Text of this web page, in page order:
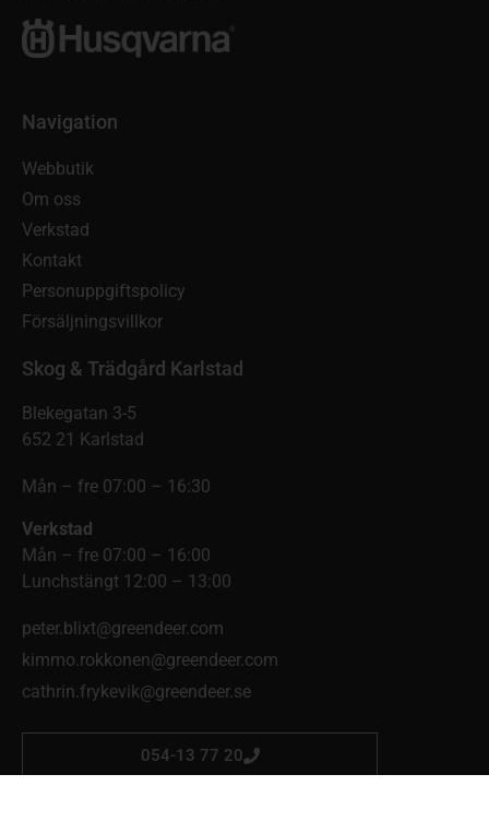
Navigation
Webbutik
Om oss
Verkstad
Kontakt
Personuppgiftspolicy
Försäljningsvillkor
Skog & Trädgård Karlstad
Blekegatan 3-5
652 21 Karlstad
Mån – fre 07:00 – 16:30
Verkstad
Mån – fre 07:00 – 16:00
Lunchstängt 12:00 – 13:00
peter.blixt@greendeer.com
kimmo.rokkonen@greendeer.com
cathrin.frykevik@greendeer.se
054-13 77 20